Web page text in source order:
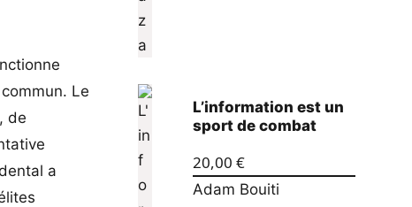
Le
de
a
L’information est un
sport de combat
20,00 €
Adam Bouiti